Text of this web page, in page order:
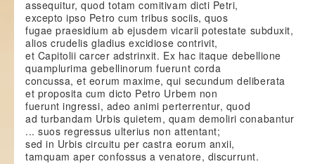
assequitur, quod totam comitivam dicti Petri,
excepto ipso Petro cum tribus sociis, quos
fugae praesidium ab ejusdem vicarii potestate subduxit,
alios crudelis gladius excidiose contrivit,
et Capitolii carcer adstrinxit. Ex hac itaque debellione
quamplurima gebellinorum fuerunt corda
concussa, et eorum maxime, qui secundum deliberata
et proposita cum dicto Petro Urbem non
fuerunt ingressi, adeo animi perterrentur, quod
ad turbandam Urbis quietem, quam demoliri conabantur
... suos regressus ulterius non attentant;
sed in Urbis circuitu per castra eorum anxii,
tamquam aper confossus a venatore, discurrunt.